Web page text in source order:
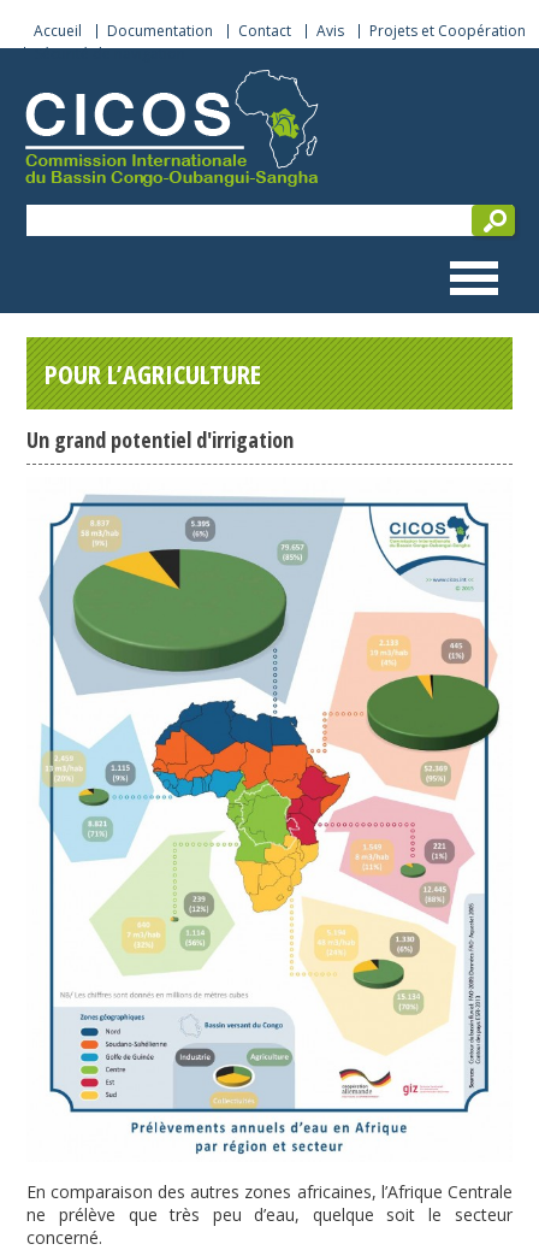
Accueil Documentation Contact Avis
Projets et Coopération
Sécurité de navigation
POUR L’AGRICULTURE
Un grand potentiel d'irrigation
En comparaison des autres zones africaines, l’Afrique Centrale
ne prélève que très peu d’eau, quelque soit le secteur
concerné.